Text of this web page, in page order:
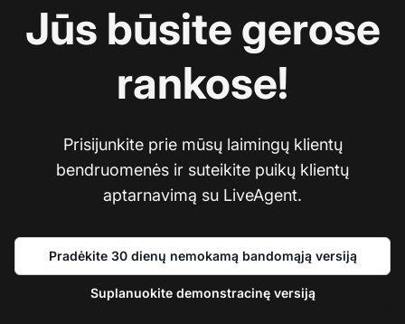
Jūs būsite gerose
rankose!
Prisijunkite prie mūsų laimingų klientų
bendruomenės ir suteikite puikų klientų
aptarnavimą su LiveAgent.
Pradėkite 30 dienų nemokamą bandomąją versiją
Suplanuokite demonstracinę versiją